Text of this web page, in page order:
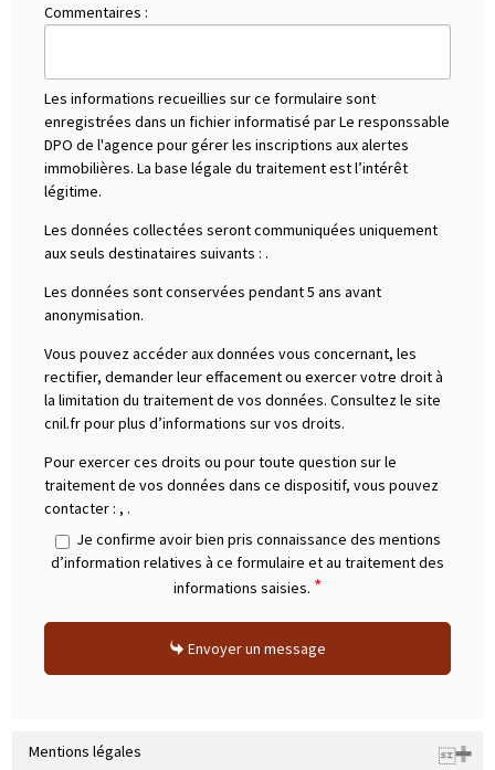
Commentaires :
Les informations recueillies sur ce formulaire sont
enregistrées dans un fichier informatisé par Le responssable
DPO de l'agence pour gérer les inscriptions aux alertes
immobilières. La base légale du traitement est l’intérêt
légitime.
Les données collectées seront communiquées uniquement
aux seuls destinataires suivants : .
Les données sont conservées pendant 5 ans avant
anonymisation.
Vous pouvez accéder aux données vous concernant, les
rectifier, demander leur effacement ou exercer votre droit à
la limitation du traitement de vos données. Consultez le site
cnil.fr pour plus d’informations sur vos droits.
Pour exercer ces droits ou pour toute question sur le
traitement de vos données dans ce dispositif, vous pouvez
contacter : , .
Je confirme avoir bien pris connaissance des mentions
d’information relatives à ce formulaire et au traitement des
informations saisies. *
Envoyer un message
Mentions légales